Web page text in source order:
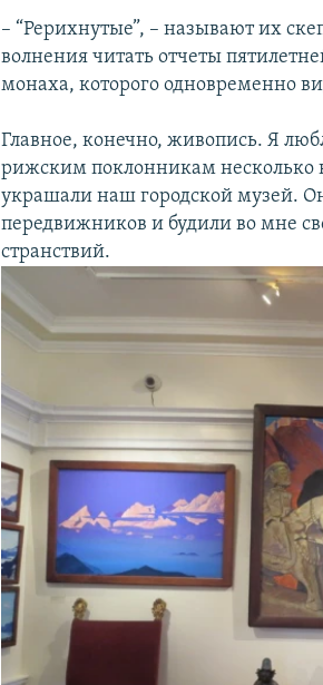
– “Рерихнутые”, – называют их
волнения читать отчеты
монаха, которого одновременно
Главное, конечно, живопись. Я
рижским поклонникам несколько
украшали наш городской музей.
передвижников и будили во мне
странствий.